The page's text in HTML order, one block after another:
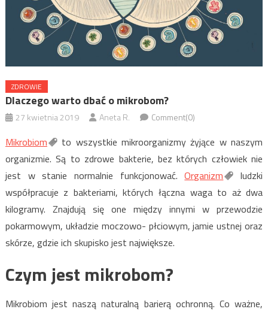
ZDROWIE
Dlaczego warto dbać o mikrobom?
27 kwietnia 2019 Aneta R. Comment(0)
Mikrobiom
to wszystkie mikroorganizmy żyjące w naszym
organizmie. Są to zdrowe bakterie, bez których człowiek nie
jest w stanie normalnie funkcjonować.Organizm
ludzki
współpracuje z bakteriami, których łączna waga to aż dwa
kilogramy. Znajdują się one między innymi w przewodzie
pokarmowym, układzie moczowo- płciowym, jamie ustnej oraz
skórze, gdzie ich skupisko jest największe.
Czym jest mikrobom?
Mikrobiom jest naszą naturalną barierą ochronną. Co ważne,